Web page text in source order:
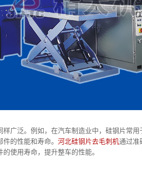
泛。例如，在汽车制造业中，硅钢片常用
的性能和寿命。 河北硅钢片去毛刺机通过准
使用寿命，提升整车的性能。